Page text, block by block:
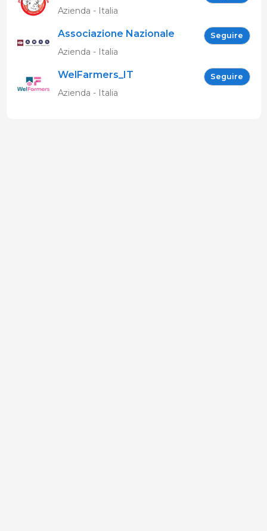
Azienda - Italia
Associazione Nazionale
Allevatori Suini (ANAS)
Seguire
Azienda - Italia
WelFarmers_IT Seguire
Azienda - Italia